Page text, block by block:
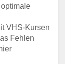
zum
VHS-Kursen
Fehlen